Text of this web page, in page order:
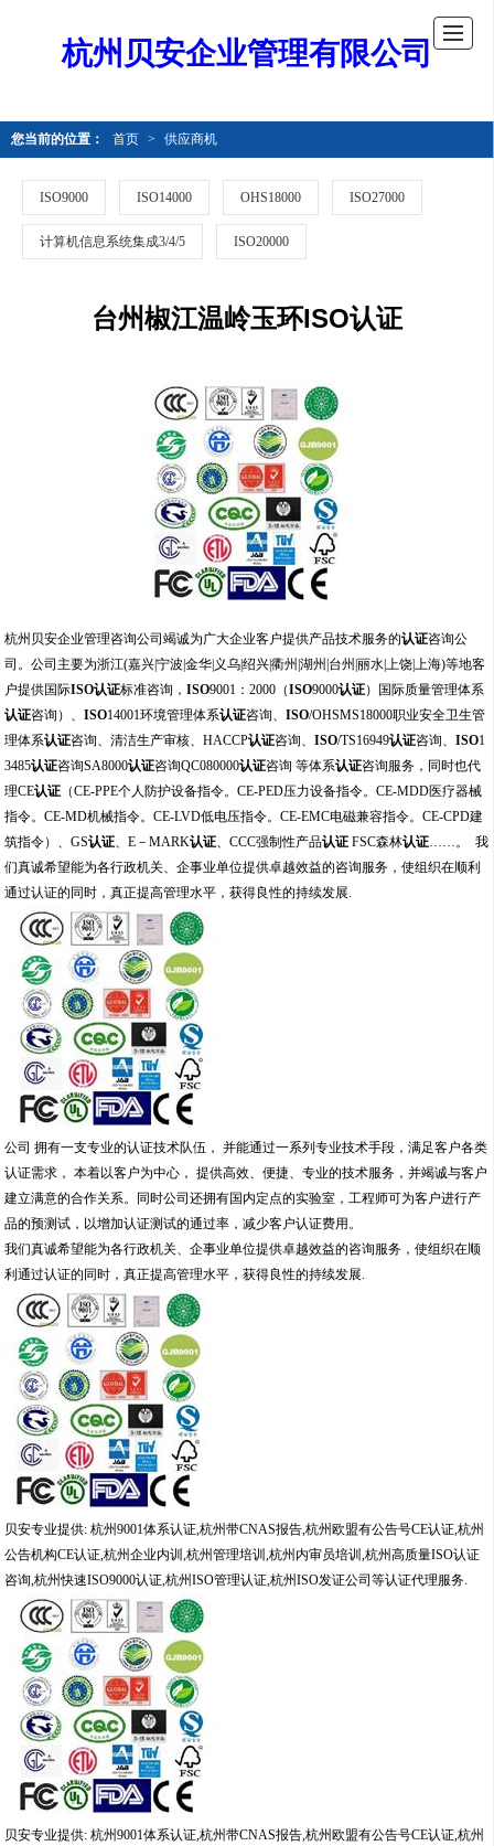
杭州贝安企业管理有限公司
您当前的位置： 首页 > 供应商机
ISO9000 ISO14000 OHS18000 ISO27000
计算机信息系统集成3/4/5 ISO20000
台州椒江温岭玉环ISO认证
杭州贝安企业管理咨询公司竭诚为广大企业客户提供产品技术服务的认证咨询公
司。公司主要为浙江(嘉兴|宁波 |金华 义乌|绍兴|衢州 |湖州 台州 |丽水|上饶|上海)等地客
户提供国际ISO认证标准咨询，ISO9001 ：2000 （ISO9000认证）国际质量管理体系
认证咨询）、ISO14001环境管理体系认证咨询、ISO/OHSMS18000职业安全卫生管
理体系认证咨询、清洁生产审核、HACCP认证咨询、ISO/TS16949认证咨询、ISO1
3485认证咨询SA8000认证咨询QC080000认证咨询 等体系认证咨询服务，同时也代
理CE认证 （CE-PPE个人防护设备指令。CE-PED压力设备指令。CE-MDD医疗器械
指令。CE-MD机械指令。CE-LVD低电压指令。CE-EMC电磁兼容指令。CE-CPD建
筑指令）、GS认证、E －MARK认证、CCC强制性产品认证 FSC森林认证……。
我
们真诚希望能为各行政机关、企事业单位提供卓越效益的咨询服务，使组织在顺利
通过认证的同时，真正提高管理水平，获得良性的持续发展.
公司 拥有一支专业的认证技术队伍，
并能通过一系列专业技术手段，满足客户各类
认证需求，
本着以客户为中心，
提供高效、便捷、专业的技术服务，并竭诚与客户
建立满意的合作关系。同时公司还拥有国内定点的实验室，工程师可为客户进行产
品的预测试，以增加认证测试的通过率，减少客户认证费用。
我们真诚希望能为各行政机关、企事业单位提供卓越效益的咨询服务，使组织在顺
利通过认证的同时，真正提高管理水平，获得良性的持续发展.
贝安专业提供:杭州9001体系认证,杭州带CNAS报告,杭州欧盟有公告号CE认证,杭州
公告机构CE认证,杭州企业内训,杭州管理培训,杭州内审员培训,杭州高质量ISO认证
咨询,杭州快速ISO9000认证,杭州ISO管理认证,杭州ISO发证公司等认证代理服务.
贝安专业提供:杭州9001体系认证,杭州带CNAS报告,杭州欧盟有公告号CE认证,杭州